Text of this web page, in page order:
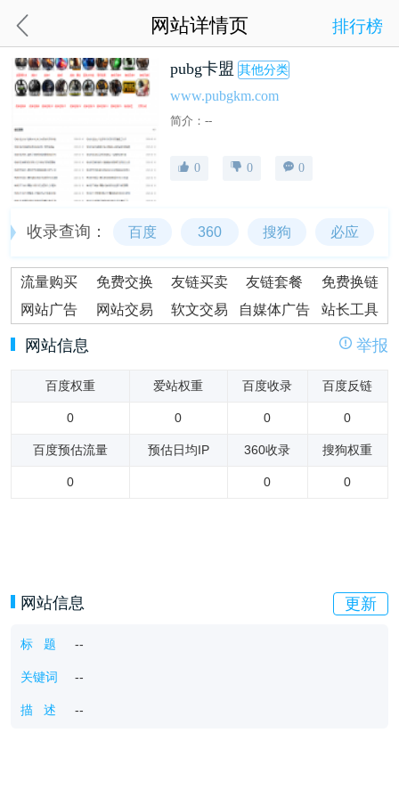
网站详情页 排行榜
pubg卡盟 其他分类
www.pubgkm.com
简介：--
0 0 0
收录查询： 百度 360 搜狗 必应
流量购买 免费交换 友链买卖 友链套餐
免费换链
网站广告
网站交易 软文交易 自媒体广告 站长工具
网站信息 举报
百度权重 爱站权重 百度收录 百度反链
0 0 0 0
百度预估流量 预估日均IP 360收录 搜狗权重
0 0 0
网站信息 更新
标 题 --
关键词 --
描 述 --